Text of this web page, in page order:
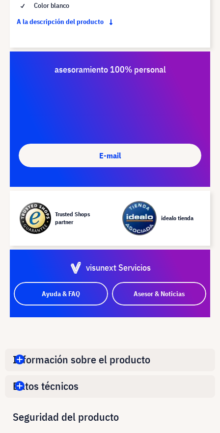
Color blanco
A la descripción del producto
asesoramiento 100% personal
E-mail
Trusted Shops
partner
idealo tienda
visunext Servicios
Ayuda & FAQ Asesor & Noticias
Información sobre el producto
Datos técnicos
Seguridad del producto